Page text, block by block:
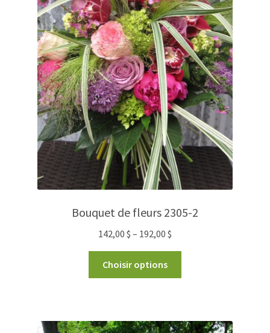
Bouquet de fleurs 2305-2
142,00 $ – 192,00 $
Choisir options